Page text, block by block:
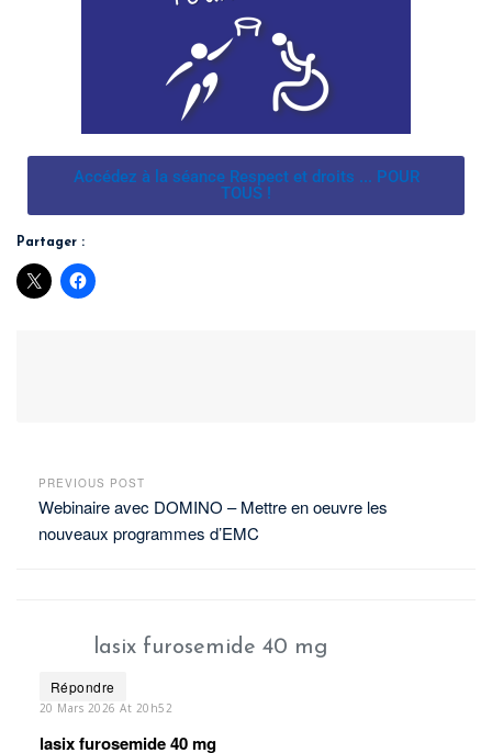
Accédez à la séance Respect et droits ... POUR
TOUS !
Partager :
PREVIOUS POST
Webinaire avec DOMINO – Mettre en oeuvre les
nouveaux programmes d’EMC
lasix furosemide 40 mg
Répondre
20 Mars 2026 At 20h52
lasix furosemide 40 mg